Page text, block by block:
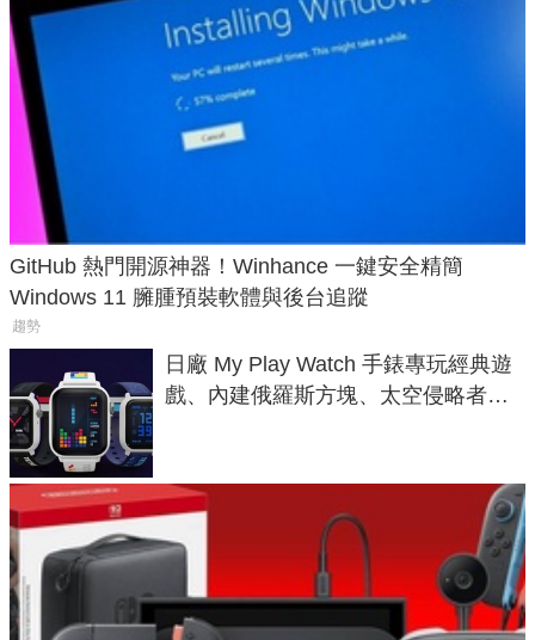
GitHub 熱門開源神器！Winhance 一鍵安全精簡
Windows 11 臃腫預裝軟體與後台追蹤
趨勢
日廠 My Play Watch 手錶專玩經典遊
戲、內建俄羅斯方塊、太空侵略者，